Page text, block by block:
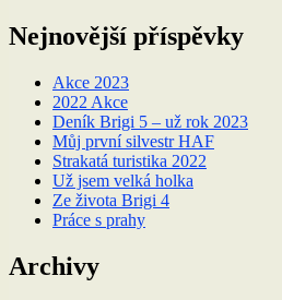
Nejnovější příspěvky
Akce 2023
2022 Akce
Deník Brigi 5 – už rok 2023
Můj první silvestr HAF
Strakatá turistika 2022
Už jsem velká holka
Ze života Brigi 4
Práce s prahy
Archivy